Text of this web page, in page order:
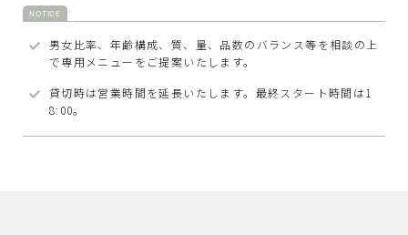
男女比率、年齢構成、質、量、品数のバランス等を相談の上
で専用メニューをご提案いたします。
貸切時は営業時間を延長いたします。最終スタート時間は1
8:00。